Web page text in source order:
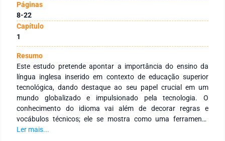
Páginas
8-22
Capítulo
1
Resumo
Este estudo pretende apontar a importância do ensino da
língua inglesa inserido em contexto de educação superior
tecnológica, dando destaque ao seu papel crucial em um
mundo globalizado e impulsionado pela tecnologia. O
conhecimento do idioma vai além de decorar regras e
vocábulos técnicos; ele se mostra como uma ferramenta
potente para acessar informações, valendo-se de publicações
Ler mais...